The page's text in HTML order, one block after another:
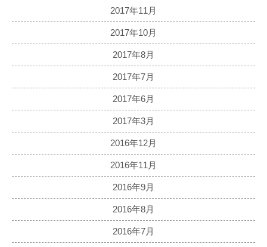
2017年11月
2017年10月
2017年8月
2017年7月
2017年6月
2017年3月
2016年12月
2016年11月
2016年9月
2016年8月
2016年7月